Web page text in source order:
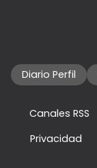
Diario Perfil
Canales RSS
Privacidad